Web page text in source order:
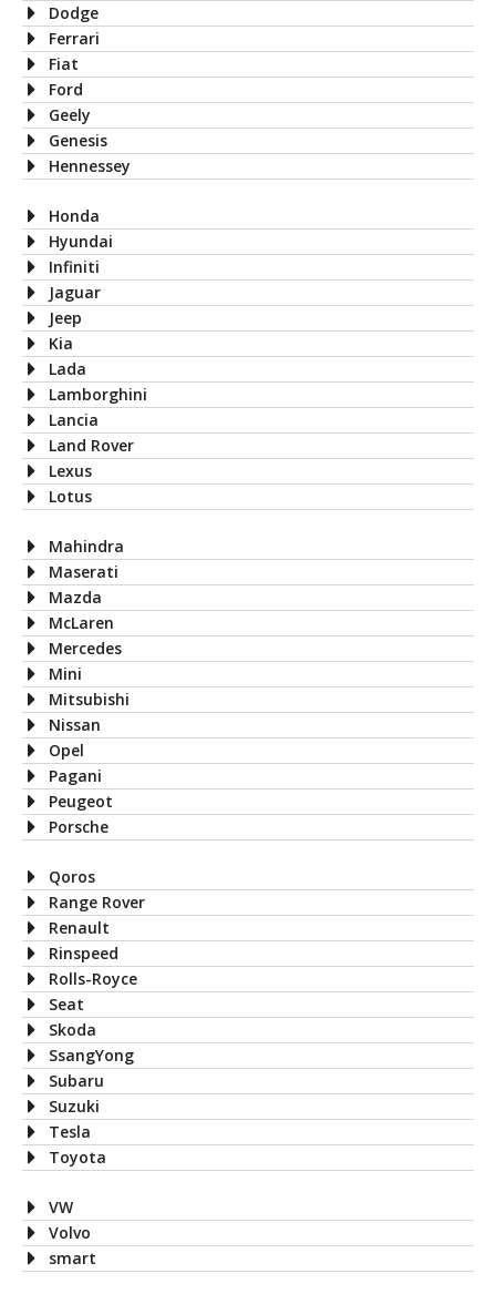
Dodge
Ferrari
Fiat
Ford
Geely
Genesis
Hennessey
Honda
Hyundai
Infiniti
Jaguar
Jeep
Kia
Lada
Lamborghini
Lancia
Land Rover
Lexus
Lotus
Mahindra
Maserati
Mazda
McLaren
Mercedes
Mini
Mitsubishi
Nissan
Opel
Pagani
Peugeot
Porsche
Qoros
Range Rover
Renault
Rinspeed
Rolls-Royce
Seat
Skoda
SsangYong
Subaru
Suzuki
Tesla
Toyota
VW
Volvo
smart